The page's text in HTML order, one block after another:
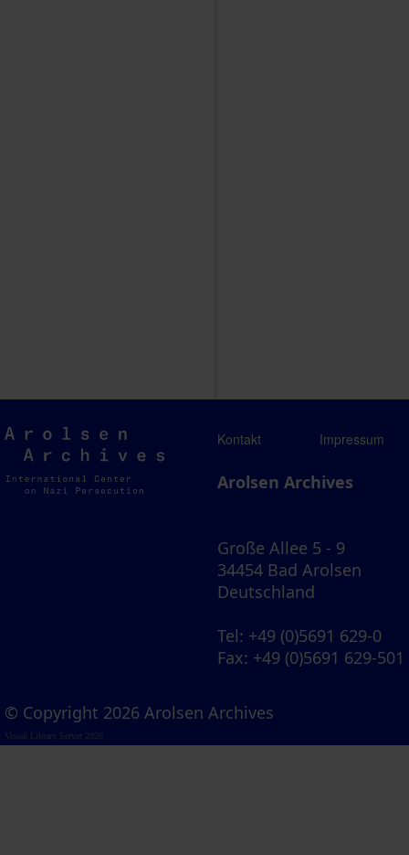
Arolsen
Archives
Kontakt Impressum
Arolsen Archives
Große Allee 5 - 9
34454 Bad Arolsen
Deutschland
Tel: +49 (0)5691 629-0
Fax: +49 (0)5691 629-501
© Copyright 2026 Arolsen Archives
Visual Library Server 2026